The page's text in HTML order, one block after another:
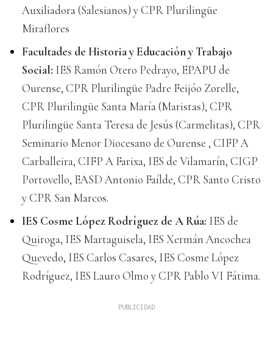
Auxiliadora (Salesianos) y CPR Plurilingüe
Miraflores
Facultades de Historia y Educación y Trabajo
Social: IES Ramón Otero Pedrayo, EPAPU de
Ourense, CPR Plurilingüe Padre Feijóo Zorelle,
CPR Plurilingüe Santa María (Maristas), CPR
Plurilingüe Santa Teresa de Jesús (Carmelitas), CPR
Seminario Menor Diocesano de Ourense , CIFP A
Carballeira, CIFP A Farixa, IES de Vilamarín, CIGP
Portovello, EASD Antonio Faílde, CPR Santo Cristo
y CPR San Marcos.
IES Cosme López Rodríguez de A Rúa: IES de
Quiroga, IES Martaguisela, IES Xermán Ancochea
Quevedo, IES Carlos Casares, IES Cosme López
Rodríguez, IES Lauro Olmo y CPR Pablo VI Fátima.